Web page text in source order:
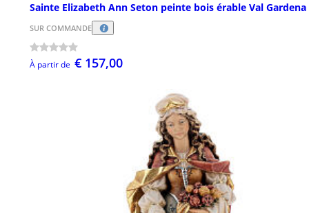
Sainte Elizabeth Ann Seton peinte bois érable Val Gardena
SUR COMMANDE
À partir de € 157,00